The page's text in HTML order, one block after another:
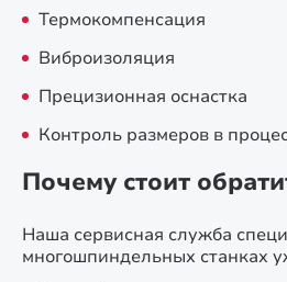
Термокомпенсация
Виброизоляция
Прецизионная оснастка
Контроль размеров в
Почему стоит
Наша сервисная служба
многошпиндельных станках